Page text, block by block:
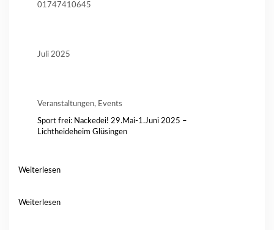
01747410645
Juli 2025
Veranstaltungen, Events
Sport frei: Nackedei! 29.Mai-1.Juni 2025 –
Lichtheideheim Glüsingen
Weiterlesen
Weiterlesen